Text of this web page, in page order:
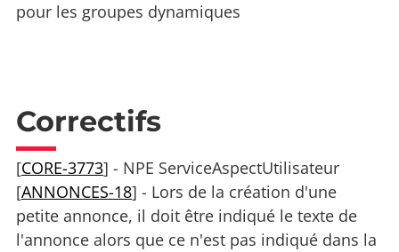
pour les groupes dynamiques
Correctifs
[CORE-3773] - NPE ServiceAspectUtilisateur
[ANNONCES-18] - Lors de la création d'une
petite annonce, il doit être indiqué le texte de
l'annonce alors que ce n'est pas indiqué dans la